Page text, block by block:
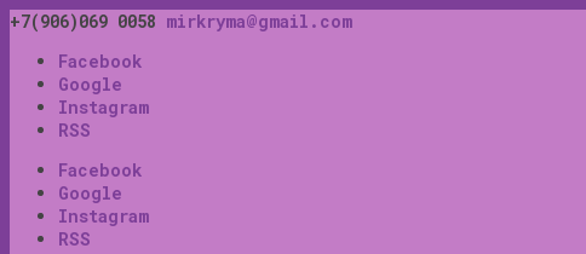
+7(906)069 0058 mirkryma@gmail.com
Facebook
Google
Instagram
RSS
Facebook
Google
Instagram
RSS